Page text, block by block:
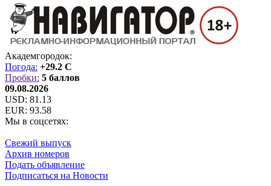
Академгородок:
Погода: +29.2 C
Пробки: 5 баллов
09.08.2026
USD: 81.13
EUR: 93.58
Мы в соцсетях:
Свежий выпуск
Архив номеров
Подать объявление
Подписаться на Новости